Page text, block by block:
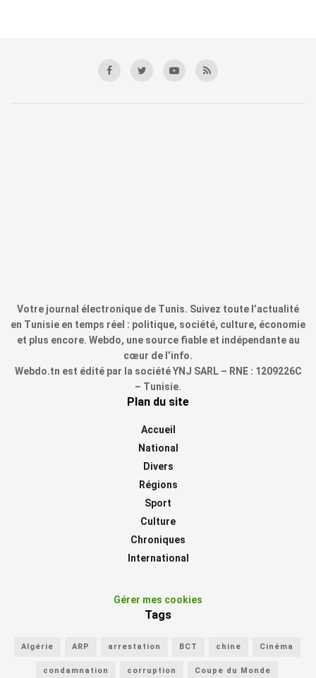
Votre journal électronique de Tunis. Suivez toute l’actualité
en Tunisie en temps réel : politique, société, culture, économie
et plus encore. Webdo, une source fiable et indépendante au
cœur de l’info.
Webdo.tn est édité par la société YNJ SARL – RNE : 1209226C
– Tunisie.
Plan du site
Accueil
National
Divers
Régions
Sport
Culture
Chroniques
International
Gérer mes cookies
Tags
Algérie ARP arrestation BCT chine Cinéma
condamnation corruption Coupe du Monde